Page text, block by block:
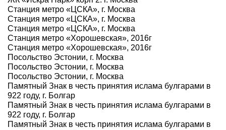
Станция метро «ЦСКА», г. Москва
Станция метро «ЦСКА», г. Москва
Станция метро «ЦСКА», г. Москва
Станция метро «Хорошевская», 2016г
Станция метро «Хорошевская», 2016г
Посольство Эстонии, г. Москва
Посольство Эстонии, г. Москва
Посольство Эстонии, г. Москва
Памятный Знак в честь принятия ислама булгарами в
922 году, г. Болгар
Памятный Знак в честь принятия ислама булгарами в
922 году, г. Болгар
Памятный Знак в честь принятия ислама булгарами в